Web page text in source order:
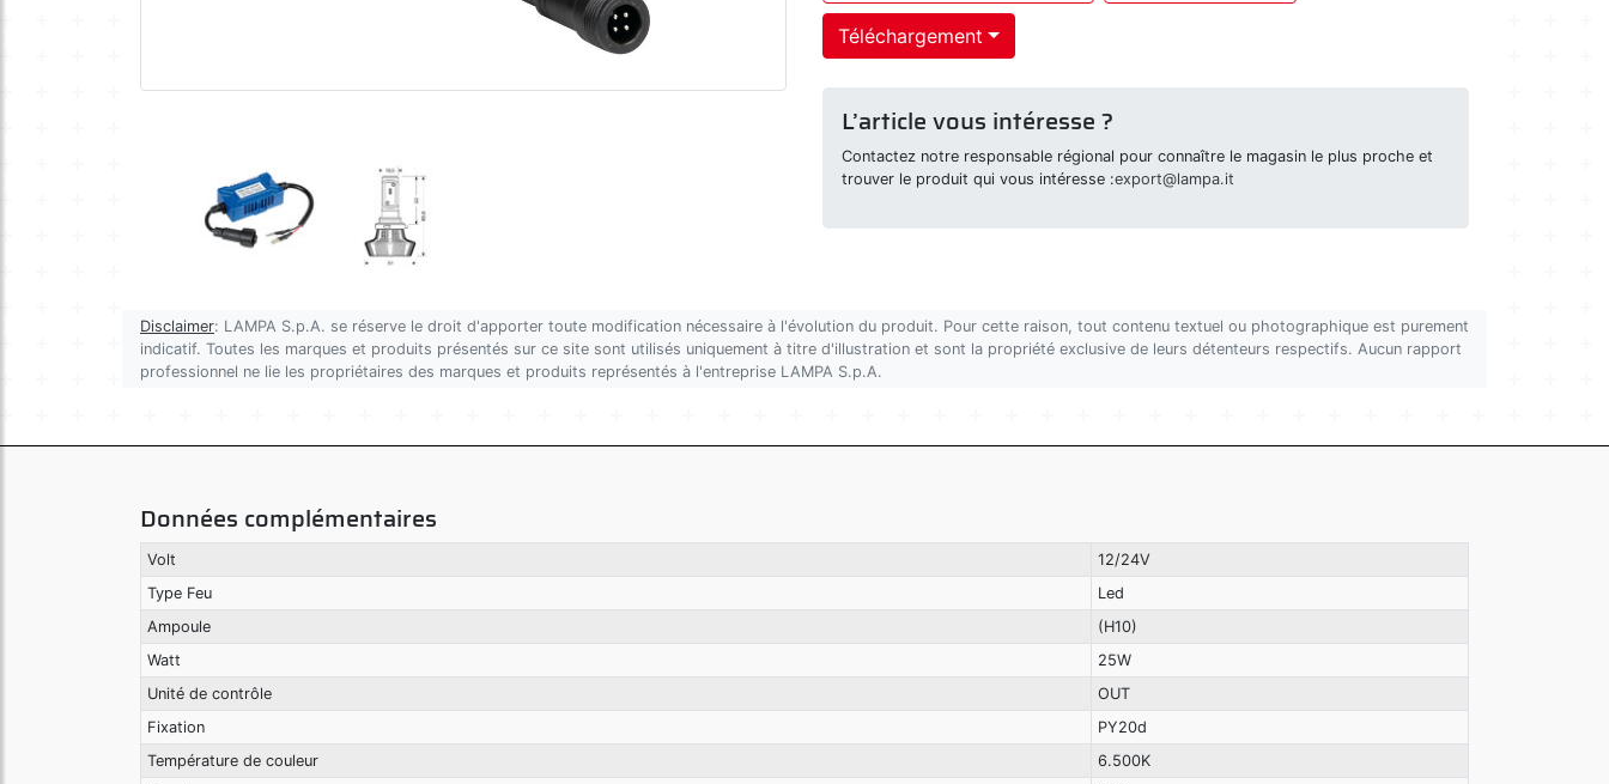
Téléchargement
L’article vous intéresse ?
Contactez notre responsable régional pour connaître le magasin le plus proche et
trouver le produit qui vous intéresse :export@lampa.it
Disclaimer: LAMPA S.p.A. se réserve le droit d'apporter toute modification nécessaire à l'évolution du produit. Pour cette raison, tout contenu textuel ou photographique est purement
indicatif. Toutes les marques et produits présentés sur ce site sont utilisés uniquement à titre d'illustration et sont la propriété exclusive de leurs détenteurs respectifs. Aucun rapport
professionnel ne lie les propriétaires des marques et produits représentés à l'entreprise LAMPA S.p.A.
Données complémentaires
Volt
12/24V
Type Feu
Led
Ampoule
(H10)
Watt
25W
Unité de contrôle
OUT
Fixation
PY20d
Température de couleur
6.500K